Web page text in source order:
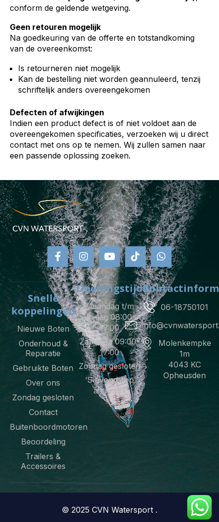
conform de geldende wetgeving.
Geen retouren mogelijk
Na goedkeuring van de offerte en totstandkoming
van de overeenkomst:
Is retourneren niet mogelijk
Kan de bestelling niet worden geannuleerd, tenzij
schriftelijk anders overeengekomen
Defecten of afwijkingen
Indien een product defect is of niet voldoet aan de
overeengekomen specificaties, verzoeken wij u direct
contact met ons op te nemen. Wij zullen samen naar
een passende oplossing zoeken.
F
a
c
e
b
o
o
k
-
f
I
n
s
t
a
g
r
a
m
Y
o
u
t
u
b
e
T
i
k
t
o
k
W
h
a
t
s
a
p
p
Snelle
koppelingen
Nieuwe Boten
Onderhoud &
Reparatie
Gebruikte Boten
Over ons
Zondag gesloten
Contact
Buitenboordmotoren
Beoordeling
Trailers &
Accessoires
Openingstijden
Maandag t/m
vrijdag 08:00-
17:00
Zaterdag 09:00-
17:00
Zondag gesloten
‘S avonds op
afspraak
06-18750101
Molenkempke
1m
4043 KC
Opheusden
© 2025 CVN Watersport .